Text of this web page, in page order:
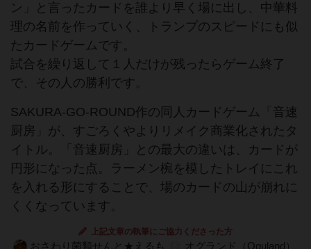
ン」と言ったカードを誰より早く場に出し、中華料
理の名前を作っていく、トランプのスピードにも似
たカードゲームです。
試合を繰り返して１人だけが残ったらゲーム終了
で、その人の勝利です。
SAKURA-GO-ROUND作の同人カードゲーム「音速
厨房」が、すごろくやよりリメイク商業化されたタ
イトル。「音速厨房」との最大の違いは、カードが
円形になった点。ラーメン椀を模したトレイにこれ
を入れる形にすることで、場のカードの山が崩れに
くくなっています。
上記文章の執筆にご協力くださった方
おさわり菌類せんと★えるも オグランド（Oguland）